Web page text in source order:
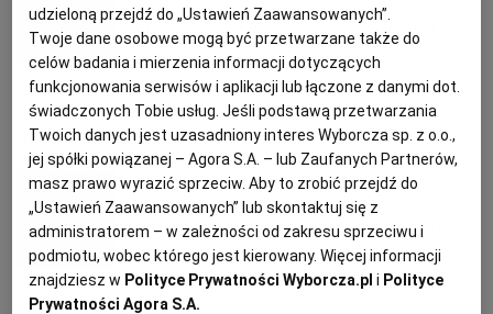
MIĘSA
RYBY
PRZEKĄSKI
DOMOWE PRZETWORY
SOST, DIPY I INNE DODATKI
KUCHNIA FRANCUSKA
KUCHNIA AMERYKAŃSKA
KUCHNIA POLSKA
KUCHNIA MEKSYKAŃSKA
KUCHNIA INDYJSKA
SZEF KUCHNI
BYDGOSZCZ
CZĘSTOCHOWA
ELBLĄG
GLIWICE
GORZÓW WIELKOPOLSKI
DUŻY FORMAT
WOLNA SOBOTA
ALE HISTORIA
WYBORCZA TV I VOD
TYLKO ZDROWIE
WYBORCZA CLASSIC
WYBORCZA.BIZ
WYSOKIE OBCASY
BIQDATA
JUTRONAUCI
Kultowe dania rodem z PRL-u. Jak
dobrze je znasz? [QUIZ]
PRL QUIZY WYBORCZEJ
Julia Kącka
Przedmioty codziennego użytku
[QUIZ]
udzieloną przejdź do „Ustawień Zaawansowanych”.
Twoje dane osobowe mogą być przetwarzane także do
celów badania i mierzenia informacji dotyczących
funkcjonowania serwisów i aplikacji lub łączone z danymi dot.
świadczonych Tobie usług. Jeśli podstawą przetwarzania
Twoich danych jest uzasadniony interes Wyborcza sp. z o.o.,
jej spółki powiązanej – Agora S.A. – lub Zaufanych Partnerów,
masz prawo wyrazić sprzeciw. Aby to zrobić przejdź do
„Ustawień Zaawansowanych” lub skontaktuj się z
administratorem – w zależności od zakresu sprzeciwu i
podmiotu, wobec którego jest kierowany. Więcej informacji
znajdziesz w Polityce Prywatności Wyborcza.pl i Polityce
Prywatności Agora S.A.